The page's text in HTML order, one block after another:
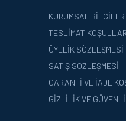
KURUMSAL BILGILER
TESLIMAT
ÜYELIK SÖZLEŞMESI
SATIŞ SÖZLEŞMESI
GARANTI VE İADE
GIZLILIK VE